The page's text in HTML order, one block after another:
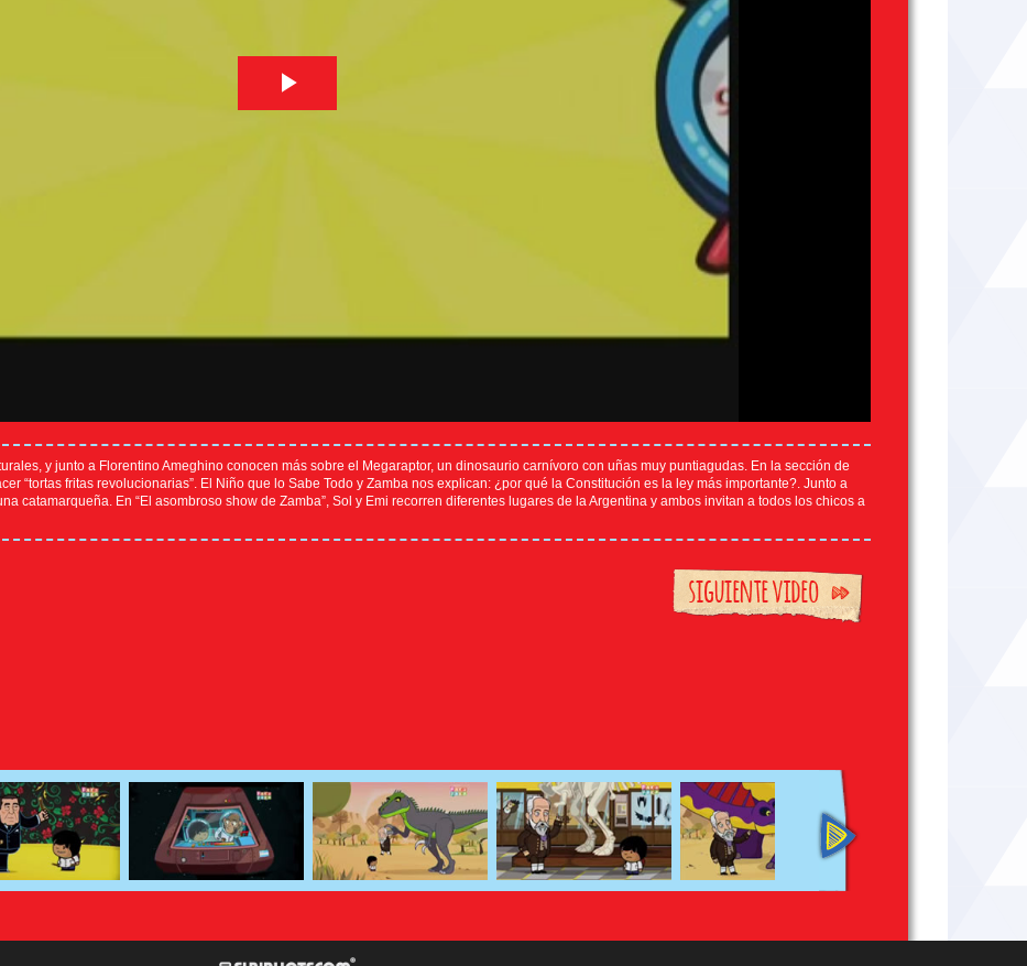
y junto a Florentino Ameghino conocen más sobre el Megaraptor, un dinosaurio carnívoro con uñas muy puntiagudas. En la sección de
“tortas fritas revolucionarias”. El Niño que lo Sabe Todo y Zamba nos explican: ¿por qué la Constitución es la ley más importante?. Junto a
catamarqueña. En “El asombroso show de Zamba”, Sol y Emi recorren diferentes lugares de la Argentina y ambos invitan a todos los chicos a